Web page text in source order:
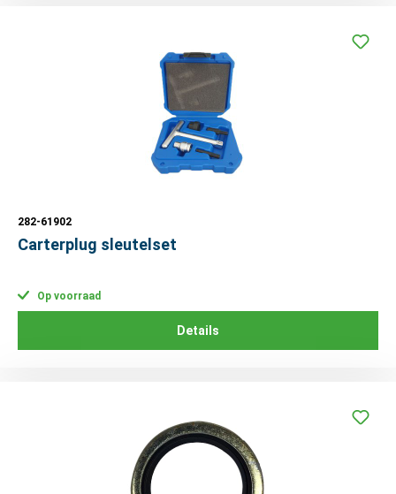
282-61902
Carterplug sleutelset
Op voorraad
Details